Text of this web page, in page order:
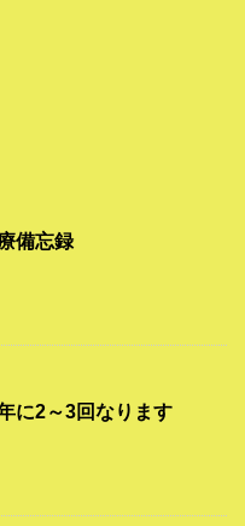
備忘録
に2～3回なります